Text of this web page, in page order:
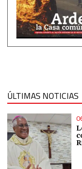
ÚLTIMAS NOTICIAS